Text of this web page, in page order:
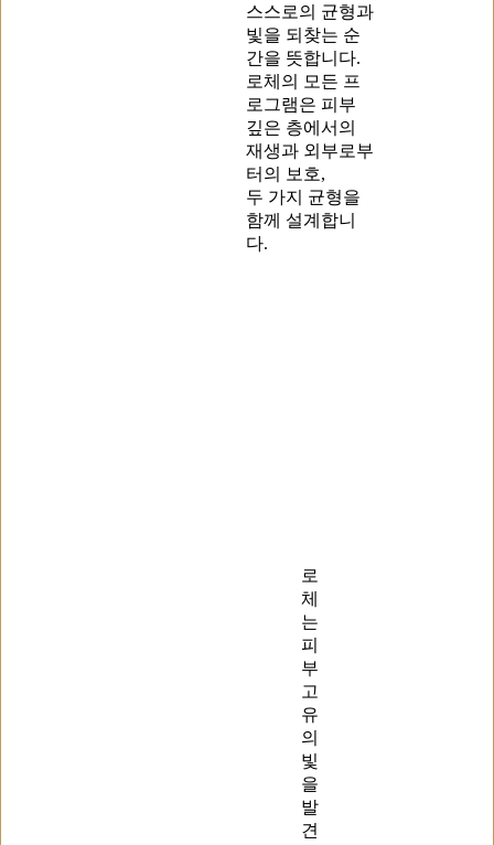
스스로의 균형과
빛을 되찾는 순
간을 뜻합니다.
로체의 모든 프
로그램은 피부
깊은 층에서의
재생과 외부로부
터의 보호,
두 가지 균형을
함께 설계합니
다.
로
체
는
피
부
고
유
의
빛
을
발
견